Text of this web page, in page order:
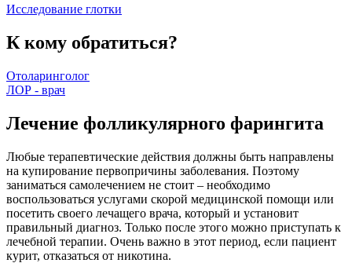
Исследование глотки
К кому обратиться?
Отоларинголог
ЛОР - врач
Лечение фолликулярного фарингита
Любые терапевтические действия должны быть направлены
на купирование первопричины заболевания. Поэтому
заниматься самолечением не стоит – необходимо
воспользоваться услугами скорой медицинской помощи или
посетить своего лечащего врача, который и установит
правильный диагноз. Только после этого можно приступать к
лечебной терапии. Очень важно в этот период, если пациент
курит, отказаться от никотина.